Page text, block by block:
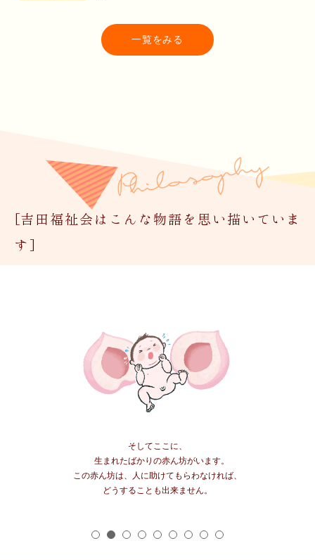
一覧をみる
[吉田福祉会はこんな物語を思い描いていま
す]
そしてここに、
生まれたばかりの赤ん坊がいます。
この赤ん坊は、人に助けてもらわなければ、
どうすることも出来ません。